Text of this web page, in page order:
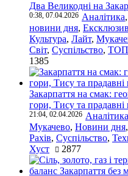
Два Великодні на
0:38, 07.04.2026 Аналітика,
новини дня,
Культура, Лайт,
Світ, Суспільство, ТОП
1385
Закарпаття на смак:
гори, Тису та
21:04, 02.04.2026 Аналітика
Мукачево, Новини дня,
Рахів, Суспільство,
Хуст
2877